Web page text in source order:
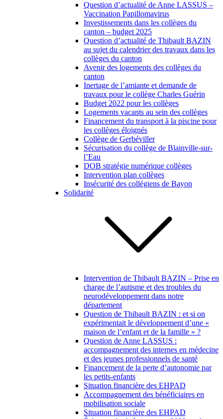
Question d’actualité de Anne LASSUS –
Vaccination Papillomavirus
Investissements dans les collèges du
canton – budget 2025
Question d’actualité de Thibault BAZIN
au sujet du calendrier des travaux dans les
collèges du canton
Avenir des logements des collèges du
canton
Inertage de l’amiante et demande de
travaux pour le collège Charles Guérin
Budget 2022 pour les collèges
Logements vacants au sein des collèges
Financement du transport à la piscine pour
les collèges éloignés
Collège de Gerbéviller
Sécurisation du collège de Blainville-sur-
l’Eau
DOB stratégie numérique collèges
Intervention plan collèges
Insécurité des collégiens de Bayon
Solidarité
Intervention de Thibault BAZIN – Prise en
charge de l’autisme et des troubles du
neurodéveloppement dans notre
département
Question de Thibault BAZIN : et si on
expérimentait le développement d’une «
maison de l’enfant et de la famille » ?
Question de Anne LASSUS :
accompagnement des internes en médecine
et des jeunes professionnels de santé
Financement de la perte d’autonomie par
les petits-enfants
Situation financière des EHPAD
Accompagnement des bénéficiaires en
mobilisation sociale
Situation financière des EHPAD